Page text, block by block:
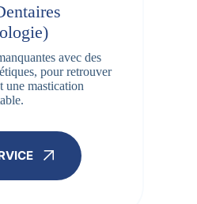
avec des
pour retrouver
une mastication